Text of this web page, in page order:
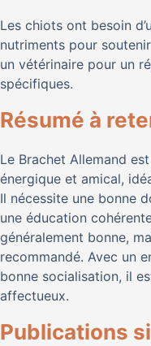
Les chiots ont besoin
nutriments pour
un vétérinaire pour un
spécifiques.
Résumé à
Le Brachet Allemand
énergique et amical,
Il nécessite une bonne
une éducation
généralement bonne,
recommandé. Avec un
bonne socialisation, il
affectueux.
Publications